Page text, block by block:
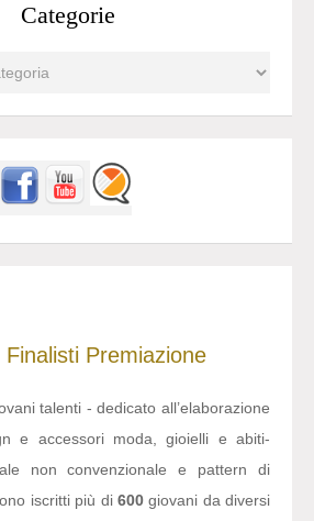
Categorie
Finalisti Premiazione
talenti - dedicato all’elaborazione
e accessori moda, gioielli e abiti-
non convenzionale e pattern di
iscritti più di 600giovani da diversi